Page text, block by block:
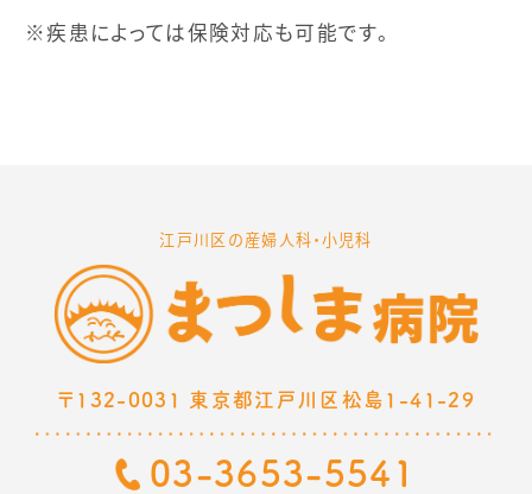
※疾患によっては保険対応も可能です。
江戸川区の産婦人科・小児科
〒132-0031 東京都江戸川区松島1-41-29
03-3653-5541